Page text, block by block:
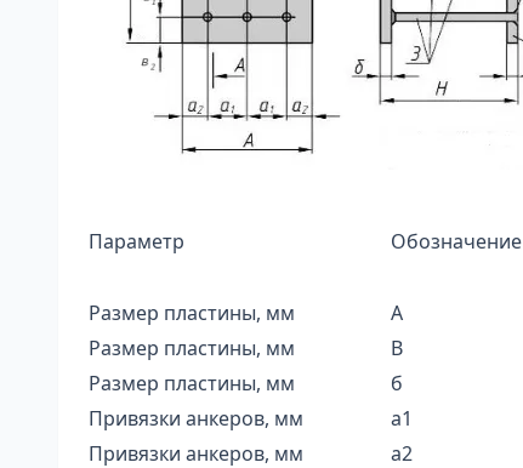
Параметр Обозначение
Размер пластины, мм А
Размер пластины, мм
В
Размер пластины, мм
б
Привязки анкеров, мм
а1
Привязки анкеров, мм
а2